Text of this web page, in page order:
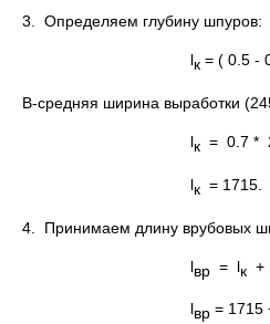
3. Определяем глубину шпуров:
lк = ( 0.5 -
В-средняя ширина выработки
lк = 0.7 *
lк = 1715.
4. Принимаем длину врубовых
lвр = lк +
lвр = 1715